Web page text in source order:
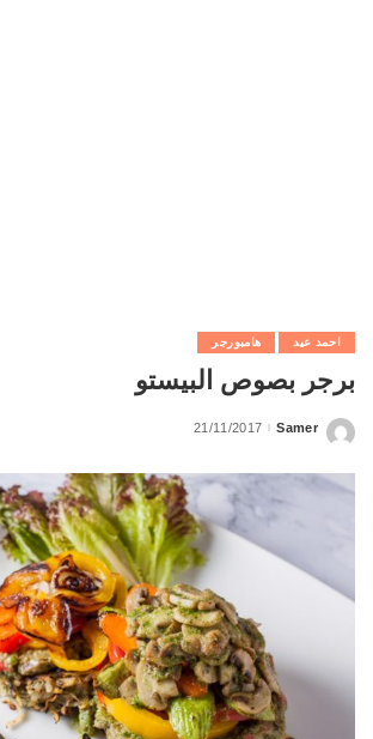
احمد عيد هامبورجر
برجر بصوص البيستو
Posted
Samer
21/11/2017